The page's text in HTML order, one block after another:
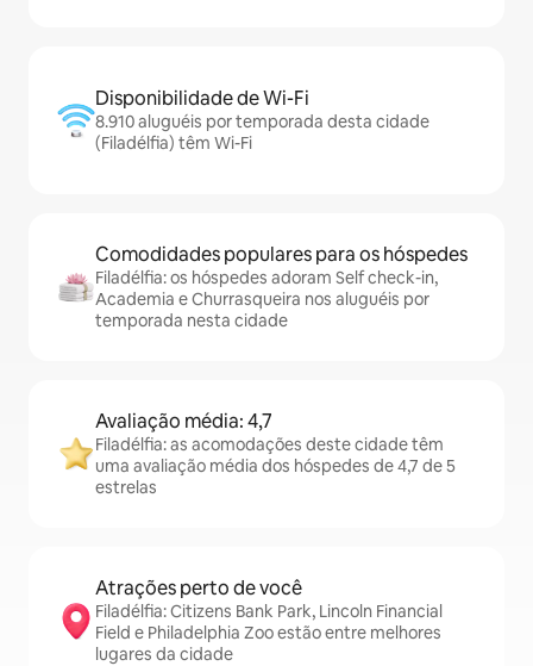
Disponibilidade de Wi-Fi
8.910 aluguéis por temporada desta cidade
(Filadélfia) têm Wi-Fi
Comodidades populares para os hóspedes
Filadélfia: os hóspedes adoram Self check-in,
Academia e Churrasqueira nos aluguéis por
temporada nesta cidade
Avaliação média: 4,7
Filadélfia: as acomodações deste cidade têm
uma avaliação média dos hóspedes de 4,7 de 5
estrelas
Atrações perto de você
Filadélfia: Citizens Bank Park, Lincoln Financial
Field e Philadelphia Zoo estão entre melhores
lugares da cidade